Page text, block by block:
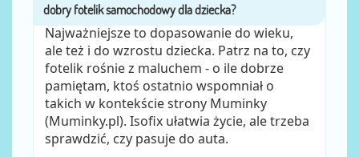
Najważniejsze to dopasowanie do wieku,
ale też i do wzrostu dziecka. Patrz na to, czy
fotelik rośnie z maluchem - o ile dobrze
pamiętam, ktoś ostatnio wspomniał o
takich w kontekście strony Muminky
(Muminky.pl). Isofix ułatwia życie, ale trzeba
sprawdzić, czy pasuje do auta.